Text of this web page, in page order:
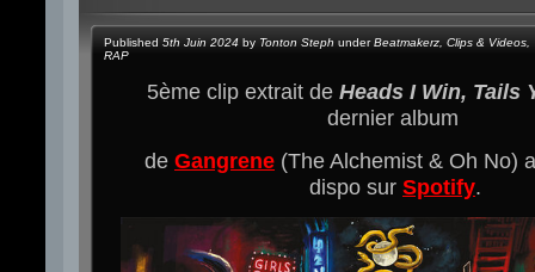
Published 5th Juin 2024 by Tonton Steph underBeatmakerz Clips & Videos
RAP
5ème clip extrait de Heads I Win, Tails
dernier album
de Gangrene (The Alchemist & Oh No)
dispo sur Spotify.